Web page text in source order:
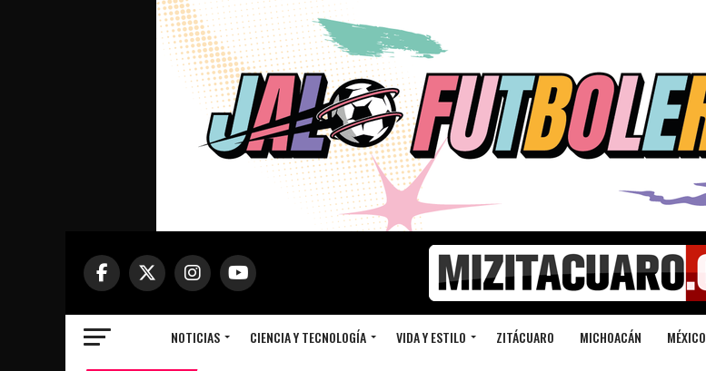
NOTICIAS CIENCIA Y TECNOLOGÍA VIDA Y ESTILO ZITÁCUARO MICHOACÁN MÉXICO